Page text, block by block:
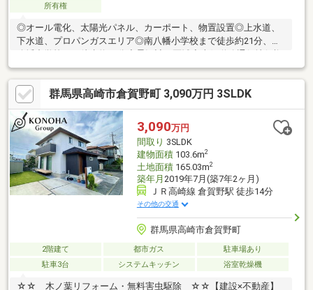
所有権
◎オール電化、太陽光パネル、カーポート、物置設置◎上水道、
下水道、プロパンガスエリア◎南八幡小学校まで徒歩約21分、南
八幡中学校まで徒歩約22分◆景観計画区域◆南側道路通行地役権
あり◆東側接道：2.8ｍ～3.0ｍ◆現況：居住中
群馬県高崎市倉賀野町 3,090万円 3SLDK
3,090万円
間取り 3SLDK
建物面積103.6m2
土地面積165.03m2
築年月 2019年7月(築7年2ヶ月)
ＪＲ高崎線 倉賀野駅 徒歩14分
その他の交通
群馬県高崎市倉賀野町
2階建て 都市ガス
駐車場あり
駐車3台
システムキッチン 浴室乾燥機
☆☆ 木ノ葉リフォーム・無料害虫駆除 ☆☆【建設×不動産】